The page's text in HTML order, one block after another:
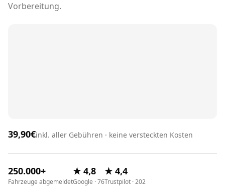
Vorbereitung.
39,90€inkl. aller Gebühren · keine versteckten Kosten
250.000+
Fahrzeuge abgemeldet
★ 4,8
Google · 76
★ 4,4
Trustpilot · 202